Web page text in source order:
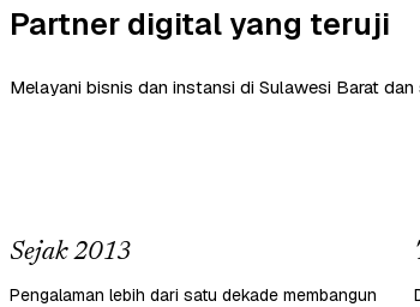
Partner digital yang teruji
Melayani bisnis dan instansi di Sulawesi Barat dan
Sejak 2013
Pengalaman lebih dari satu dekade membangun